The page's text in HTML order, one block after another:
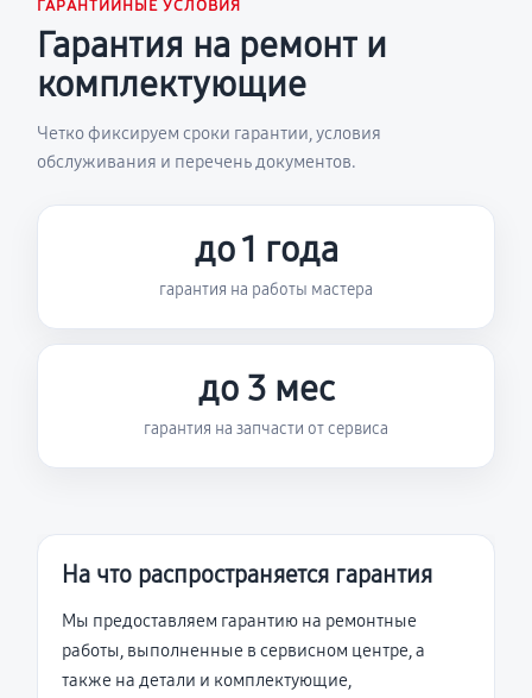
ГАРАНТИЙНЫЕ УСЛОВИЯ
Гарантия на ремонт и
комплектующие
Четко фиксируем сроки гарантии, условия
обслуживания и перечень документов.
до 1 года
гарантия на работы мастера
до 3 мес
гарантия на запчасти от сервиса
На что распространяется гарантия
Мы предоставляем гарантию на ремонтные
работы, выполненные в сервисном центре, а
также на детали и комплектующие,